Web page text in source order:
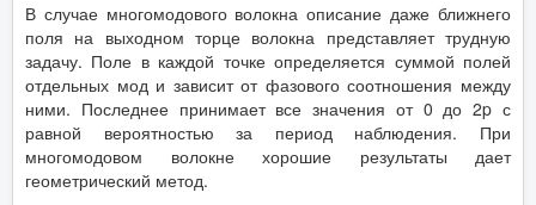
В случае многомодового волокна описание даже ближнего
поля на выходном торце волокна представляет трудную
задачу. Поле в каждой точке определяется суммой полей
отдельных мод и зависит от фазового соотношения между
ними. Последнее принимает все значения от 0 до 2p с
равной вероятностью за период наблюдения. При
многомодовом волокне хорошие результаты дает
геометрический метод.